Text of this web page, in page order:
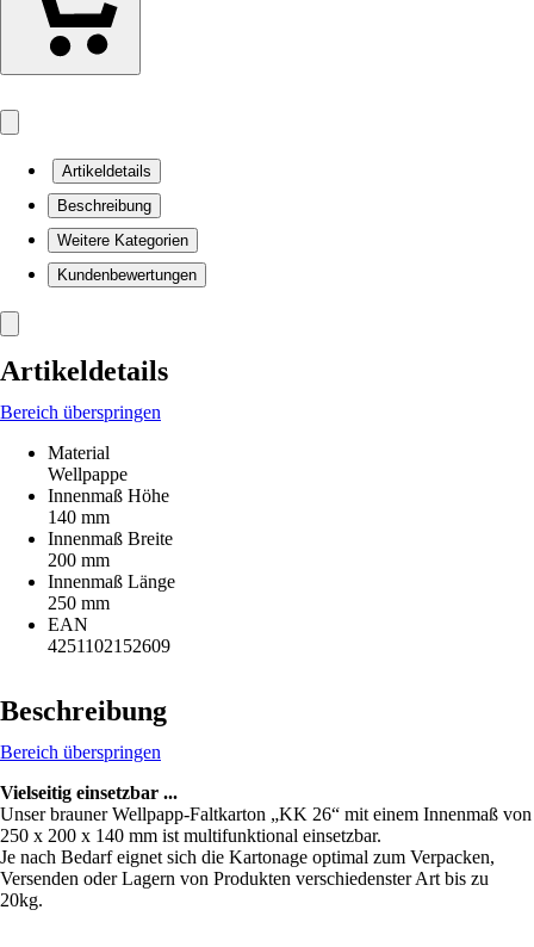
Artikeldetails
Beschreibung
Weitere Kategorien
Kundenbewertungen
Artikeldetails
Bereich überspringen
Material
Wellpappe
Innenmaß Höhe
140 mm
Innenmaß Breite
200 mm
Innenmaß Länge
250 mm
EAN
4251102152609
Beschreibung
Bereich überspringen
Vielseitig einsetzbar ...
Unser brauner Wellpapp-Faltkarton „KK 26“ mit einem Innenmaß von
250 x 200 x 140 mm ist multifunktional einsetzbar.
Je nach Bedarf eignet sich die Kartonage optimal zum Verpacken,
Versenden oder Lagern von Produkten verschiedenster Art bis zu
20kg.